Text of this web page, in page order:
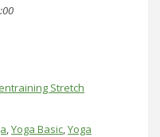
Stretch
,Yoga Basic,Yoga